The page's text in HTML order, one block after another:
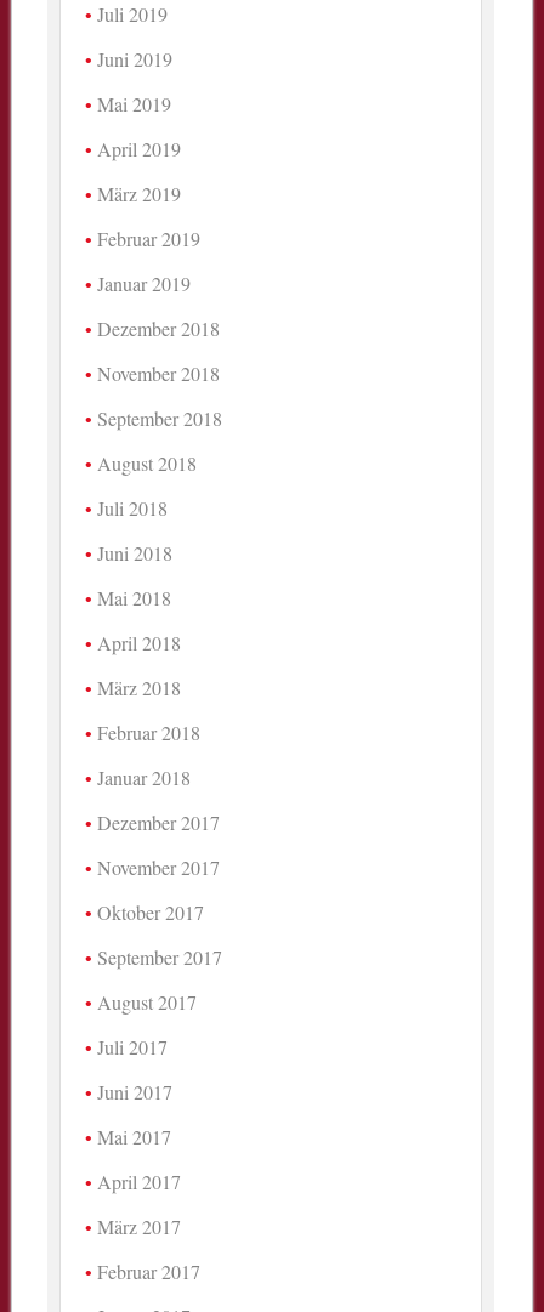
Juli 2019
Juni 2019
Mai 2019
April 2019
März 2019
Februar 2019
Januar 2019
Dezember 2018
November 2018
September 2018
August 2018
Juli 2018
Juni 2018
Mai 2018
April 2018
März 2018
Februar 2018
Januar 2018
Dezember 2017
November 2017
Oktober 2017
September 2017
August 2017
Juli 2017
Juni 2017
Mai 2017
April 2017
März 2017
Februar 2017